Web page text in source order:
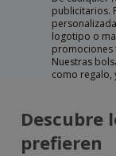
publicitarios.
logotipo o
promociones
Nuestras
como regalo,
Descubre
prefieren